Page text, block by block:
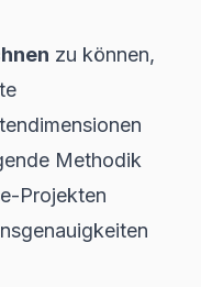
zu können,
Methodik
Projekten